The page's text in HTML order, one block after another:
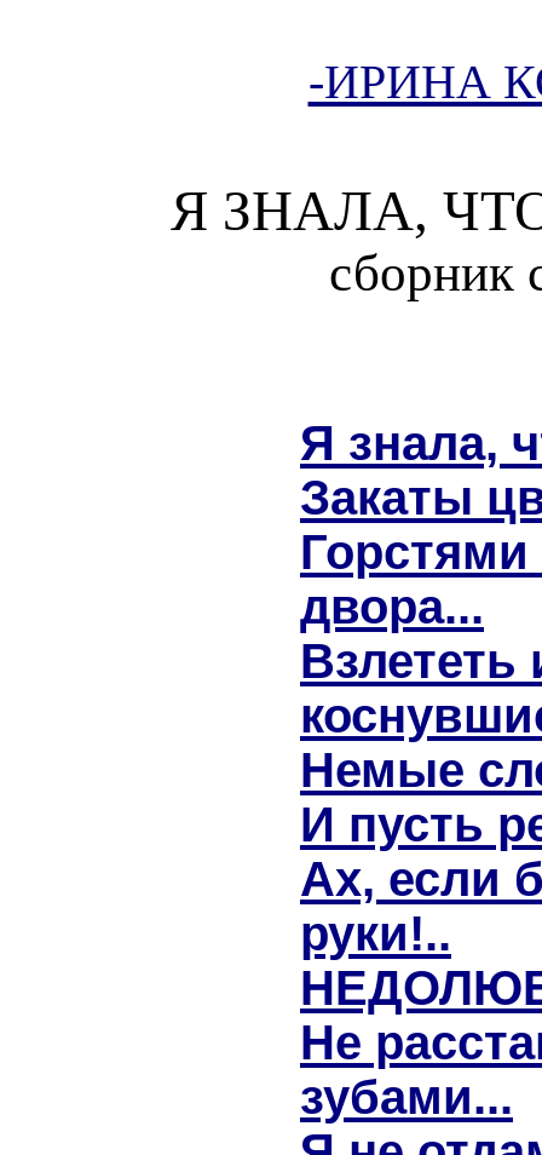
-ИРИНА
Я ЗНАЛА,
сборник
Я знала,
Закаты
двора...
Взлететь
Немые
И пусть
Ах, если
руки!..
Не
зубами...